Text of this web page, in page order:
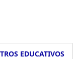
EDUCATIVOS